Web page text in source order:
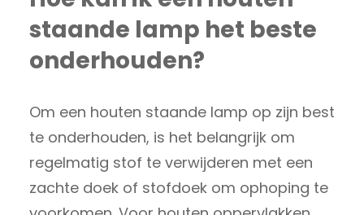
staande lamp het beste
onderhouden?
Om een houten staande lamp op zijn best
te onderhouden, is het belangrijk om
regelmatig stof te verwijderen met een
zachte doek of stofdoek om ophoping te